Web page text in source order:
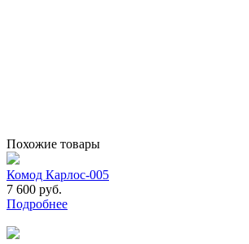
Похожие товары
Комод Карлос-005
7 600 руб.
Подробнее